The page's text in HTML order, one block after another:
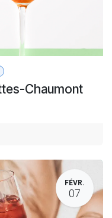
Chaumont
FÉVR.
07